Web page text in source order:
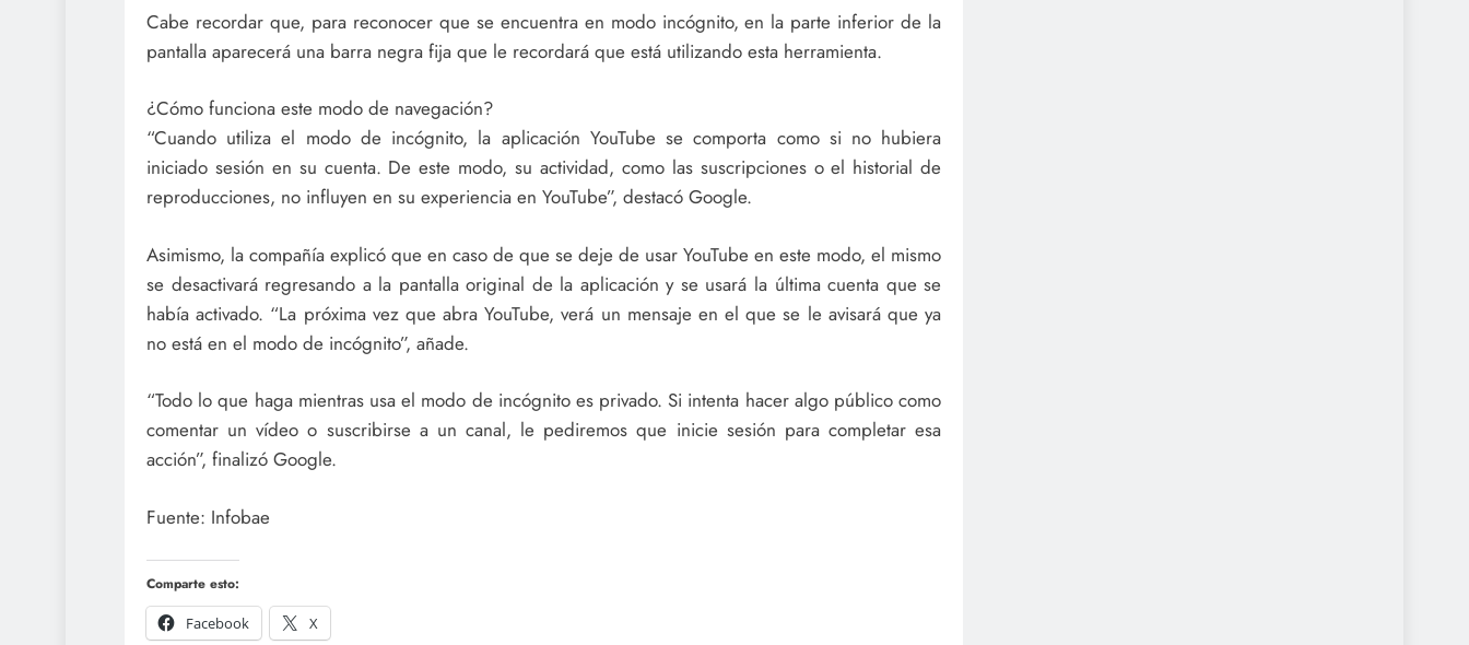
Cabe recordar que, para reconocer que se encuentra en modo incógnito, en la parte inferior de la
pantalla aparecerá una barra negra fija que le recordará que está utilizando esta herramienta.
¿Cómo funciona este modo de navegación?
“Cuando utiliza el modo de incógnito, la aplicación YouTube se comporta como si no hubiera
iniciado sesión en su cuenta. De este modo, su actividad, como las suscripciones o el historial de
reproducciones, no influyen en su experiencia en YouTube”, destacó Google.
Asimismo, la compañía explicó que en caso de que se deje de usar YouTube en este modo, el mismo
se desactivará regresando a la pantalla original de la aplicación y se usará la última cuenta que se
había activado. “La próxima vez que abra YouTube, verá un mensaje en el que se le avisará que ya
no está en el modo de incógnito”, añade.
“Todo lo que haga mientras usa el modo de incógnito es privado. Si intenta hacer algo público como
comentar un vídeo o suscribirse a un canal, le pediremos que inicie sesión para completar esa
acción”, finalizó Google.
Fuente: Infobae
Comparte esto:
Facebook
X